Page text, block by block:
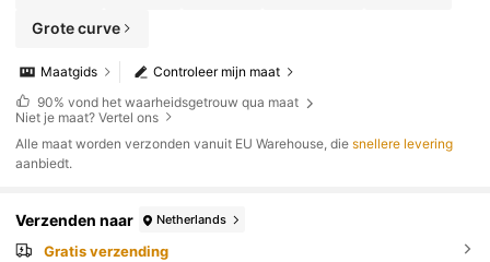
Grote curve
Controleer mijn maat
Maatgids
90% vond het waarheidsgetrouw qua maat
Niet je maat? Vertel ons
Alle maat worden verzonden vanuit EU Warehouse, diesnellere levering
aanbiedt.
Verzenden naar Netherlands
Gratis verzending